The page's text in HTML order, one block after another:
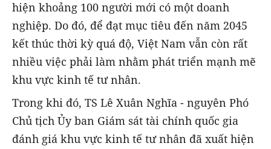
hiện khoảng 100 người mới có một doanh
nghiệp. Do đó, để đạt mục tiêu đến năm 2045
kết thúc thời kỳ quá độ, Việt Nam vẫn còn rất
nhiều việc phải làm nhằm phát triển mạnh mẽ
khu vực kinh tế tư nhân.
Trong khi đó, TS Lê Xuân Nghĩa - nguyên Phó
Chủ tịch Ủy ban Giám sát tài chính quốc gia
đánh giá khu vực kinh tế tư nhân đã xuất hiện